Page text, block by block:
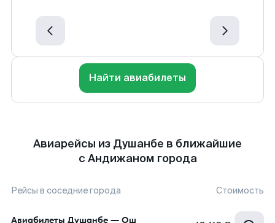
Найти авиабилеты
Авиарейсы из Душанбе в ближайшие
с Андижаном города
Рейсы в соседние города Стоимость
Авиабилеты Душанбе — Ош